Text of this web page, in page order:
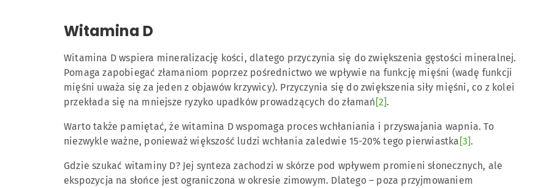
Witamina D
Witamina D wspiera mineralizację kości, dlatego przyczynia się do zwiększenia gęstości mineralnej.
Pomaga zapobiegać złamaniom poprzez pośrednictwo we wpływie na funkcję mięśni (wadę funkcji
mięśni uważa się za jeden z objawów krzywicy). Przyczynia się do zwiększenia siły mięśni, co z kolei
przekłada się na mniejsze ryzyko upadków prowadzących do złamań [2].
Warto także pamiętać, że witamina D wspomaga proces wchłaniania i przyswajania wapnia. To
niezwykle ważne, ponieważ większość ludzi wchłania zaledwie 15-20% tego pierwiastka [3].
Gdzie szukać witaminy D? Jej synteza zachodzi w skórze pod wpływem promieni słonecznych, ale
ekspozycja na słońce jest ograniczona w okresie zimowym. Dlatego – poza przyjmowaniem